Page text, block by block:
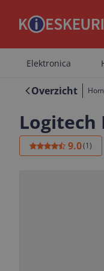
Elektronica
Overzicht
Logitech
9.0(1)